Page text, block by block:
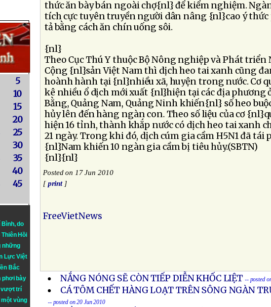
5
10
15
20
25
30
35
40
45
Bình, do
Hồi
những
Lực Việt
Bắc
phơi bày
vượt trí
vùng
thức ăn bày bán ngoài chợ{nl} để kiểm nghiệm.
tích cực tuyên truyền người dân nâng {nl}cao ý
tả bằng cách ăn chín uống sôi.
{nl}
Theo Cục Thú Y thuộc Bộ Nông nghiệp và Phát
Cộng {nl}sản Việt Nam thì dịch heo tai xanh cũng
hoành hành tại {nl}nhiều xã, huyện trong nước. Cơ
kê nhiều ổ dịch mới xuất {nl}hiện tại các địa phương
Bằng, Quảng Nam, Quảng Ninh khiến{nl} số heo
hủy lên đến hàng ngàn con. Theo số liệu của cơ
hiện 16 tỉnh, thành khắp nước có dịch heo tai xanh
21 ngày. Trong khi đó, dịch cúm gia cầm H5N1 đã tái
{nl}Nam khiến 10 ngàn gia cầm bị tiêu hủy.(SBTN)
{nl}{nl}
Posted on 17 Jun 2010
[print]
FreeVietNews
NẮNG NÓNG SẼ CÒN TIẾP DIỄN KHỐC LIỆT -- posted
CÁ TÔM CHẾT HÀNG LOẠT TRÊN SÔNG NGÀN
-- posted on 20 Jun 2010